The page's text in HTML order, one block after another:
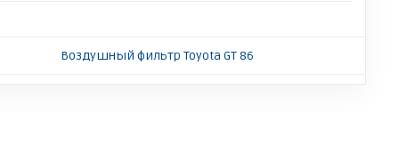
Воздушный фильтр Toyota GT 86